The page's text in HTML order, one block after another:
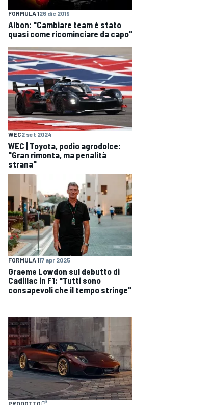
FORMULA 126 dic 2019
Albon: "Cambiare team è stato
quasi come ricominciare da capo"
WEC2 set 2024
WEC | Toyota, podio agrodolce:
"Gran rimonta, ma penalità
strana"
FORMULA 117 apr 2025
Graeme Lowdon sul debutto di
Cadillac in F1: "Tutti sono
consapevoli che il tempo stringe"
PRODOTTO